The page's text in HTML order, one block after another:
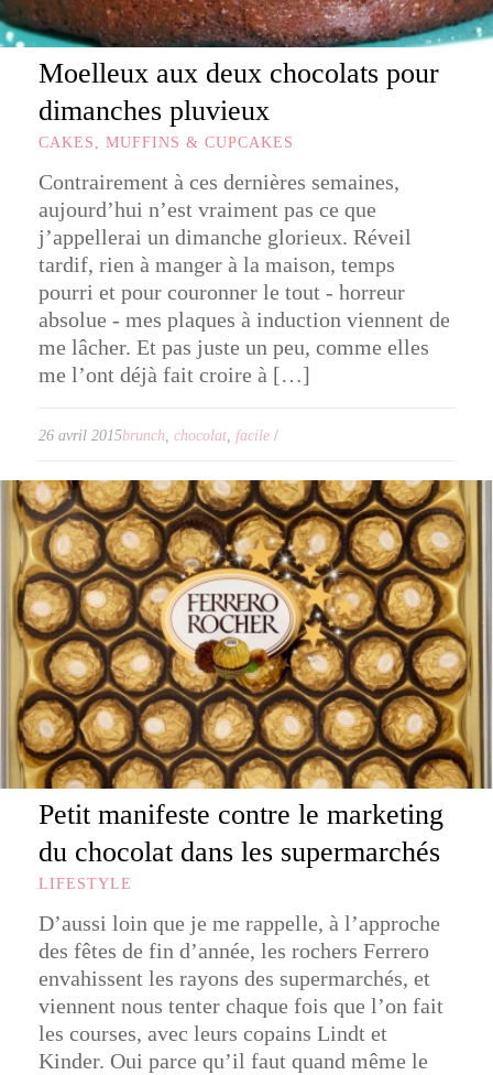
Moelleux aux deux chocolats pour
dimanches pluvieux
CAKES, MUFFINS & CUPCAKES
Contrairement à ces dernières semaines,
aujourd’hui n’est vraiment pas ce que
j’appellerai un dimanche glorieux. Réveil
tardif, rien à manger à la maison, temps
pourri et pour couronner le tout - horreur
absolue - mes plaques à induction viennent de
me lâcher. Et pas juste un peu, comme elles
me l’ont déjà fait croire à […]
26 avril 2015brunch, chocolat, facile /
Petit manifeste contre le marketing
du chocolat dans les supermarchés
LIFESTYLE
D’aussi loin que je me rappelle, à l’approche
des fêtes de fin d’année, les rochers Ferrero
envahissent les rayons des supermarchés, et
viennent nous tenter chaque fois que l’on fait
les courses, avec leurs copains Lindt et
Kinder. Oui parce qu’il faut quand même le